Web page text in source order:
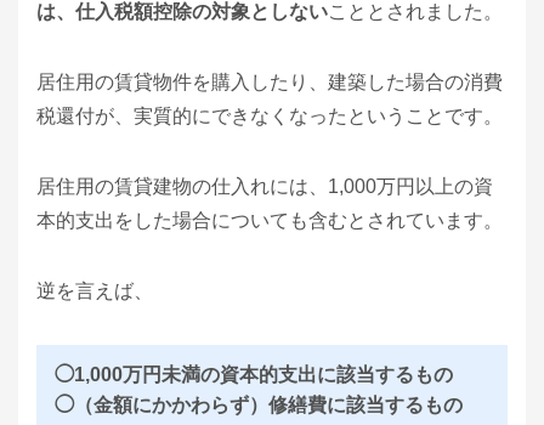
は、仕入税額控除の対象としないこととされました。
居住用の賃貸物件を購入したり、建築した場合の消費
税還付が、実質的にできなくなったということです。
居住用の賃貸建物の仕入れには、1,000万円以上の資
本的支出をした場合についても含むとされています。
逆を言えば、
◯1,000万円未満の資本的支出に該当するもの
◯（金額にかかわらず）修繕費に該当するもの